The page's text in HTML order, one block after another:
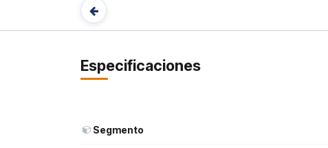
Especificaciones
Segmento